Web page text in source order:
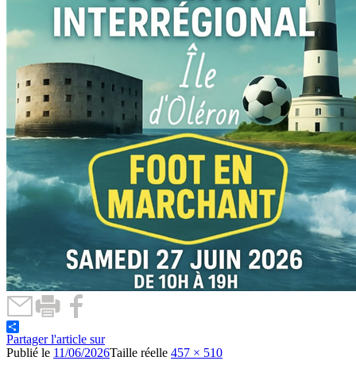
Partager l'article sur
Publié le 11/06/2026Taille réelle 457 × 510